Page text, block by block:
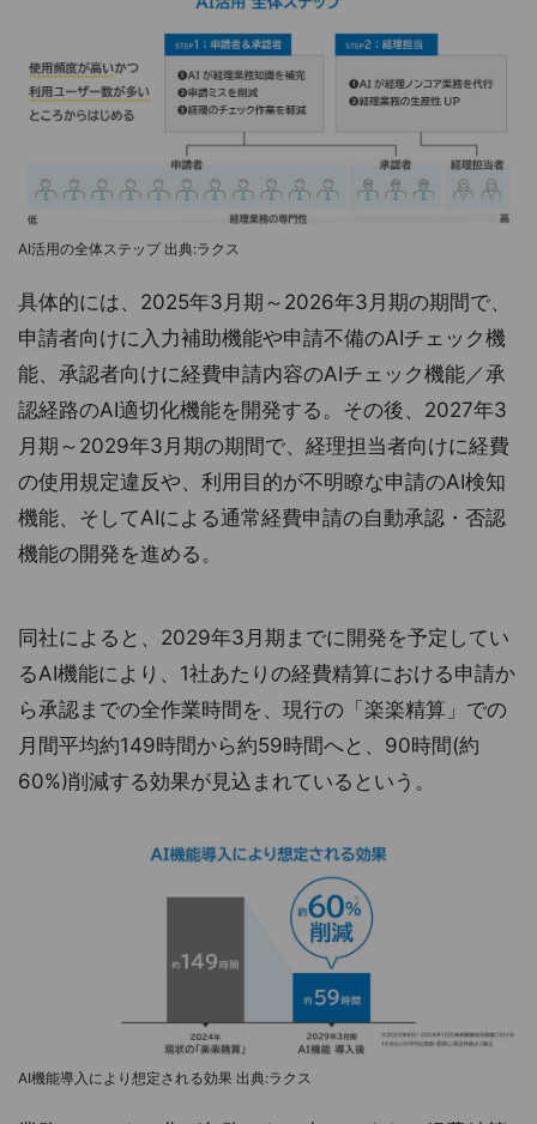
AI活用の全体ステップ 出典:ラクス
具体的には、2025年3月期～2026年3月期の期間で、
申請者向けに入力補助機能や申請不備のAIチェック機
能、承認者向けに経費申請内容のAIチェック機能／承
認経路のAI適切化機能を開発する。その後、2027年3
月期～2029年3月期の期間で、経理担当者向けに経費
の使用規定違反や、利用目的が不明瞭な申請のAI検知
機能、そしてAIによる通常経費申請の自動承認・否認
機能の開発を進める。
同社によると、2029年3月期までに開発を予定してい
るAI機能により、1社あたりの経費精算における申請か
ら承認までの全作業時間を、現行の「楽楽精算」での
月間平均約149時間から約59時間へと、90時間(約
60%)削減する効果が見込まれているという。
AI機能導入により想定される効果 出典:ラクス